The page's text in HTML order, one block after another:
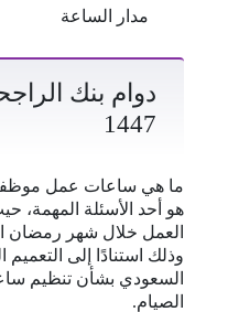
مدار الساعة
دوام بنك
1447
ما هي ساعات عمل
هو أحد الأسئلة المهمة،
وذلك استنادًا إلى
السعودي بشأن تنظيم
الصيام.